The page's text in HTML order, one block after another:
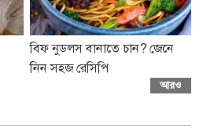
বিফ নুডলস বানাতে চান? জেনে
নিন সহজ রেসিপি
আরও